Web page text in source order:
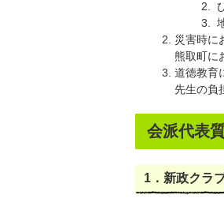
災害時に
熊取町に
道徳教育
先生の負
会派代表
1．新政クラ